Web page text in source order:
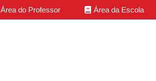
Área do Professor Área da Escola